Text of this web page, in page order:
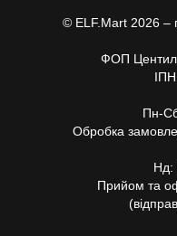
© ELF.Mart 2026 –
ФОП
Пн-
Обробка
Нд:
Прийом та